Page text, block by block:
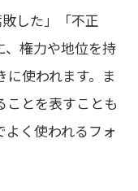
した」「不正
、権力や地位を持
使われます。ま
ことを表すことも
く使われるフォ